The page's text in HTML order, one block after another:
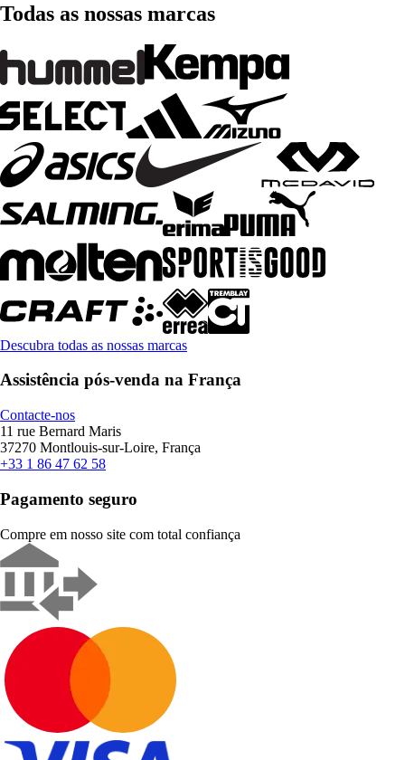
Todas as nossas marcas
Descubra todas as nossas marcas
Assistência pós-venda na França
Contacte-nos
11 rue Bernard Maris
37270 Montlouis-sur-Loire, França
+33 1 86 47 62 58
Pagamento seguro
Compre em nosso site com total confiança